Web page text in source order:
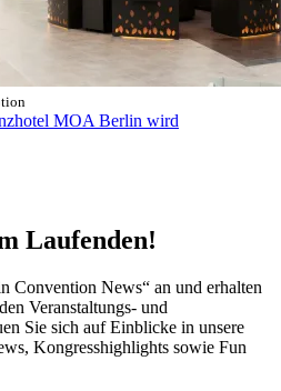
MOA Berlin wird
Laufenden!
Convention News“ an und erhalten
Veranstaltungs- und
Sie sich auf Einblicke in unsere
Kongresshighlights sowie Fun